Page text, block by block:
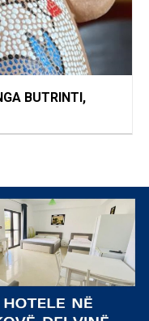
BUTRINTI,